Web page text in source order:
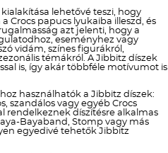
lehetővé teszi, hogy
Crocs papucs lyukaiba illeszd, és
azt jelenti, hogy a
eseményhez vagy
vidám, színes figurákról,
témákról. A Jibbitz díszek
is, így akár többféle motívumot is
használhatók a Jibbitz díszek:
szandálos vagy egyéb Crocs
rendelkeznek díszítésre alkalmas
Bayaband, Stomp vagy más
egyedivé tehetők Jibbitz